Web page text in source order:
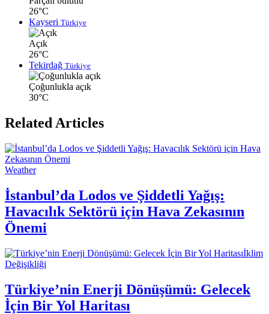
26°C
Kayseri Türkiye
Açık
26°C
Tekirdağ Türkiye
Çoğunlukla açık
30°C
Related Articles
Weather
İstanbul’da Lodos ve Şiddetli Yağış:
Havacılık Sektörü için Hava Zekasının
Önemi
İklim
Değişikliği
Türkiye’nin Enerji Dönüşümü: Gelecek
İçin Bir Yol Haritası